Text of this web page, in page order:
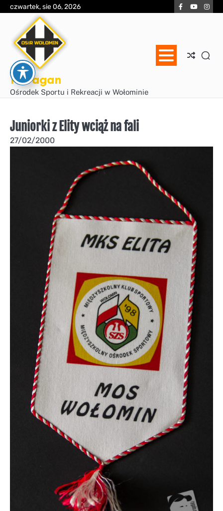
Skip
content
czwartek, sie 06, 2026 Facebook
YouTube
Huragan
Ośrodek Sportu i Rekreacji w Wołominie
Juniorki z Elity wciąż na fali
27/02/2000